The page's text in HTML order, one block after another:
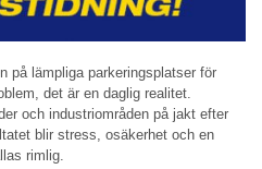
på lämpliga parkeringsplatser för
det är en daglig realitet.
och industriområden på jakt efter
blir stress, osäkerhet och en
rimlig.